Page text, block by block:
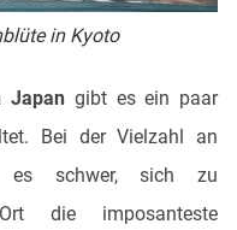
in Kyoto
Japan gibt es ein paar
Bei der Vielzahl an
es schwer, sich zu
die imposanteste